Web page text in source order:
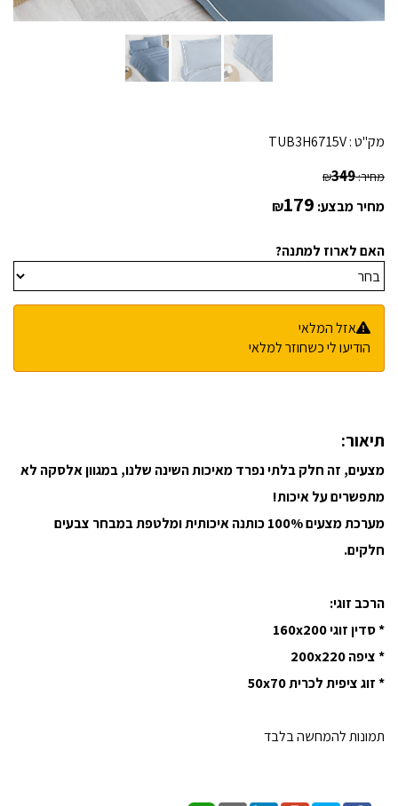
מק"ט :TUB3H6715V
מחיר: ₪349
מחיר מבצע: ₪179
האם לארוז למתנה?
אזל המלאי
הודיעו לי כשחוזר למלאי
תיאור:
מצעים, זה חלק בלתי נפרד מאיכות השינה שלנו, במגוון אלסקה לא
מתפשרים על איכות!
מערכת מצעים 100% כותנה איכותית ומלטפת במבחר צבעים
חלקים.
הרכב זוגי:
* סדין זוגי 160x200
* ציפה 200x220
* זוג ציפית לכרית 50x70
תמונות להמחשה בלבד